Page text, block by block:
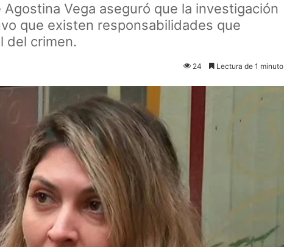
Vega aseguró que la investigación
que existen responsabilidades que
del crimen.
24 Lectura de 1 minuto